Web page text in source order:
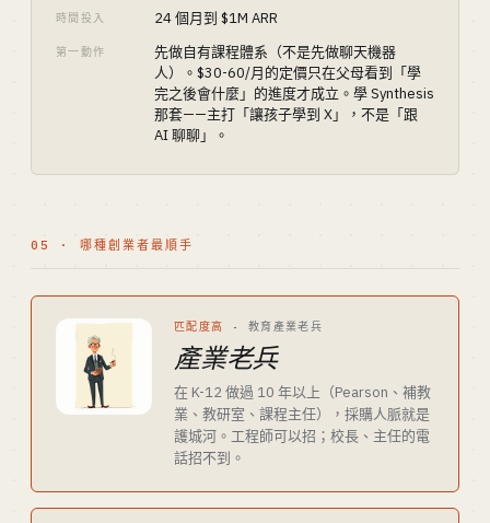
時間投入 24 個月到 $1M ARR
第一動作
先做自有課程體系（不是先做聊天機器
人）。$30-60/月的定價只在父母看到「學
完之後會什麼」的進度才成立。學 Synthesis
那套——主打「讓孩子學到 X」，不是「跟
AI 聊聊」。
05 · 哪種創業者最順手
匹配度高 · 教育產業老兵
產業老兵
在 K-12 做過 10 年以上（Pearson、補教
業、教研室、課程主任），採購人脈就是
護城河。工程師可以招；校長、主任的電
話招不到。